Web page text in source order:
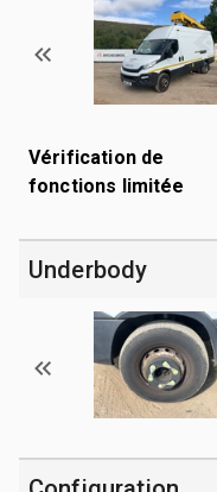
Vérification de
fonctions limitée
Underbody